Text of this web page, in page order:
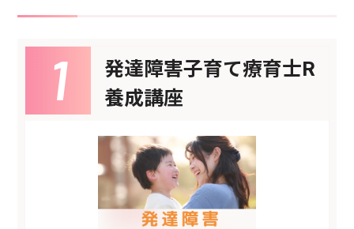
発達障害子育て療育士R
養成講座